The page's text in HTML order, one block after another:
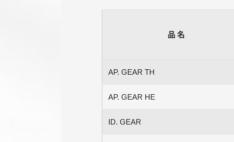
品 名
AP. GEAR TH
AP. GEAR HE
ID. GEAR